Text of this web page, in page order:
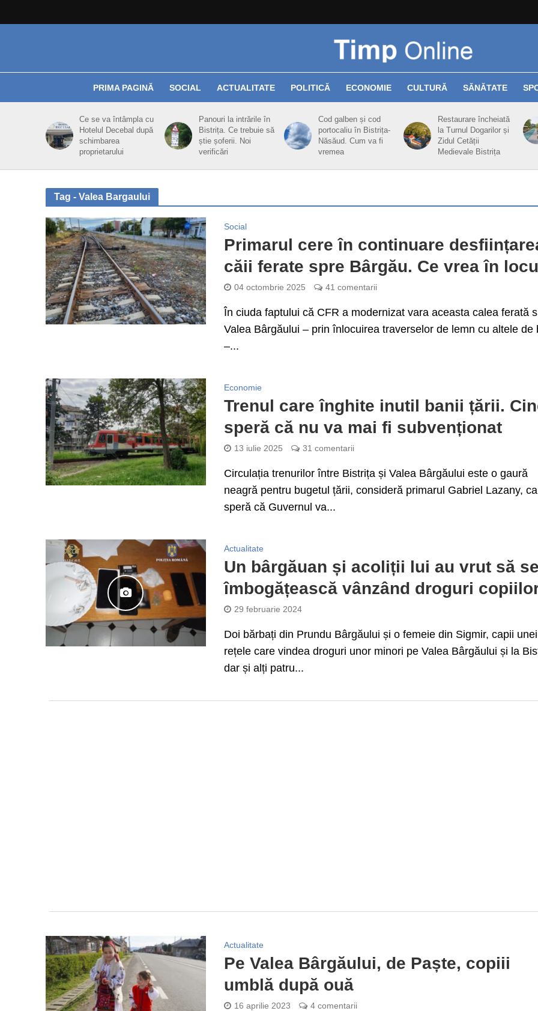
PRIMA PAGINĂ SOCIAL ACTUALITATE POLITICĂ ECONOMIE CULTURĂ SĂNĂTATE
Ce se va întâmpla cu
Hotelul Decebal după
schimbarea
proprietarului
Panouri la intrările în
Bistrița. Ce trebuie să
știe șoferii. Noi
verificări
Cod galben și cod
portocaliu în Bistrița-
Năsăud. Cum va fi
vremea
Restaurare încheiată
la Turnul Dogarilor și
Zidul Cetății
Medievale Bistrița
Tag - Valea Bargaului
Social
Primarul cere în continuare
căii ferate spre Bârgău. Ce vrea în
04 octombrie 2025 41 comentarii
În ciuda faptului că CFR a modernizat vara aceasta calea ferată
Valea Bârgăului – prin înlocuirea traverselor de lemn cu altele de
–...
Economie
Trenul care înghite inutil banii țării.
speră că nu va mai fi subvenționat
13 iulie 2025 31 comentarii
Circulația trenurilor între Bistrița și Valea Bârgăului este o gaură
neagră pentru bugetul țării, consideră primarul Gabriel Lazany,
speră că Guvernul va...
Actualitate
Un bârgăuan și acoliții lui au vrut să
îmbogățească vânzând droguri
29 februarie 2024
Doi bărbați din Prundu Bârgăului și o femeie din Sigmir, capii unei
rețele care vindea droguri unor minori pe Valea Bârgăului și la
dar și alți patru...
Actualitate
Pe Valea Bârgăului, de Paște, copiii
umblă după ouă
16 aprilie 2023 4 comentarii